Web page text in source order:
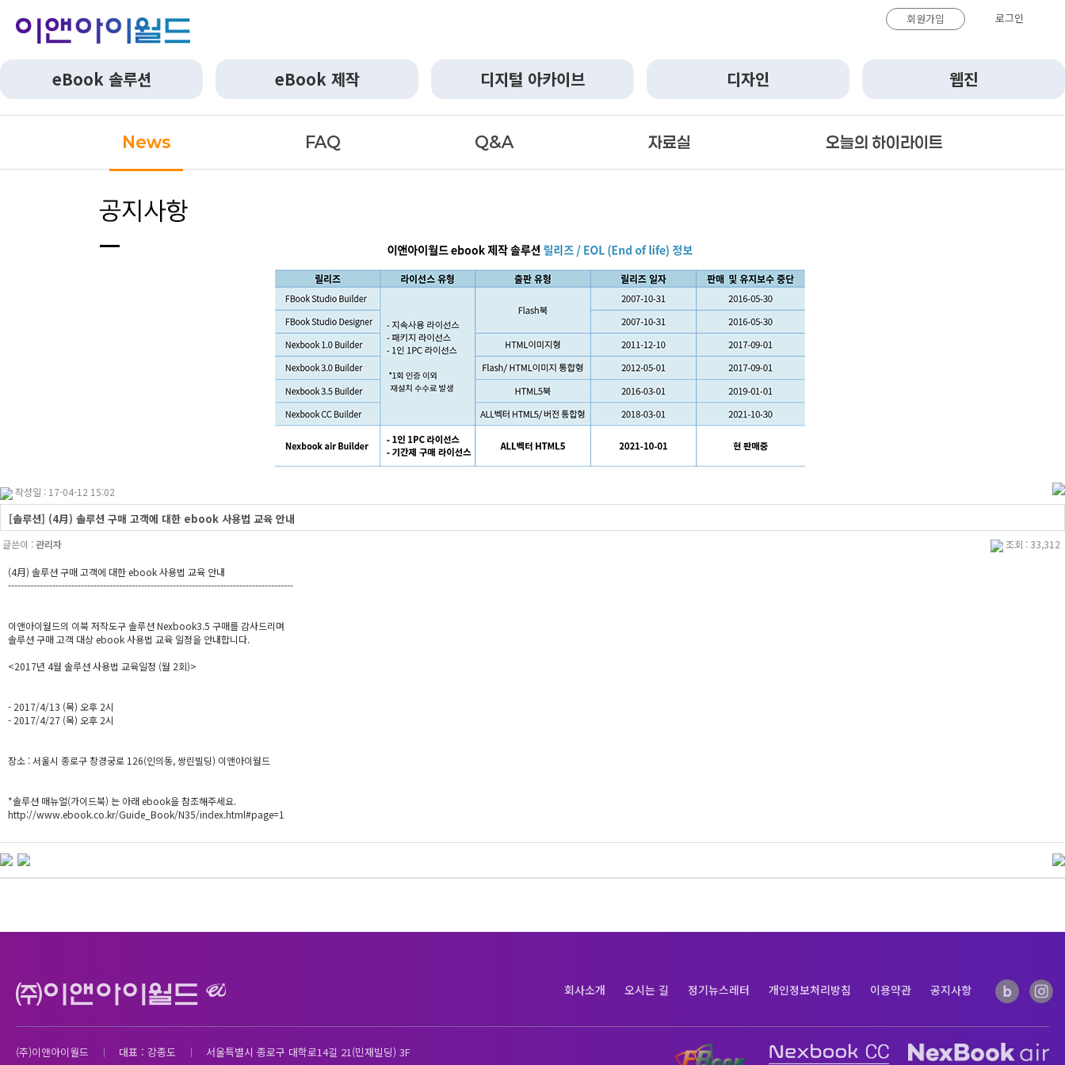
회원가입 로그인
eBook 솔루션 eBook 제작 디지털 아카이브 디자인 웹진
News FAQ Q&A 자료실 오늘의 하이라이트
작성일 : 17-04-12 15:02
[솔루션] (4月) 솔루션 구매 고객에 대한 ebook 사용법 교육 안내
글쓴이 :관리자 조회 : 33,312
(4月) 솔루션 구매 고객에 대한 ebook 사용법 교육 안내
------------------------------------------------------------------------------------------
이앤아이월드의 이북 저작도구 솔루션 Nexbook3.5 구매를 감사드리며
솔루션 구매 고객 대상 ebook 사용법 교육 일정을 안내합니다.
<2017년 4월 솔루션 사용법 교육일정 (월 2회)>
- 2017/4/13 (목) 오후 2시
- 2017/4/27 (목) 오후 2시
장소 : 서울시 종로구 창경궁로 126(인의동, 쌍린빌딩) 이앤아이월드
*솔루션 매뉴얼(가이드북) 는 아래 ebook을 참조해주세요.
http://www.ebook.co.kr/Guide_Book/N35/index.html#page=1
회사소개 오시는 길 정기뉴스레터 개인정보처리방침 이용약관 공지사항
(주)이앤아이월드 대표 : 강종도 서울특별시 종로구 대학로14길 21(민재빌딩) 3F